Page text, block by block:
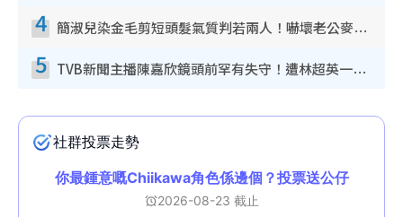
4 簡淑兒染金毛剪短頭髮氣質判若兩人！嚇壞老公麥大力都認唔出：「你做咩事？」
5 TVB新聞主播陳嘉欣鏡頭前罕有失守！遭林超英一句說話突襲嚇親當場大笑